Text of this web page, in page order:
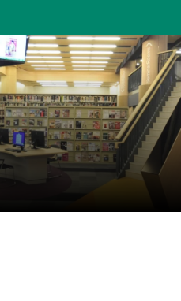
子菜單”